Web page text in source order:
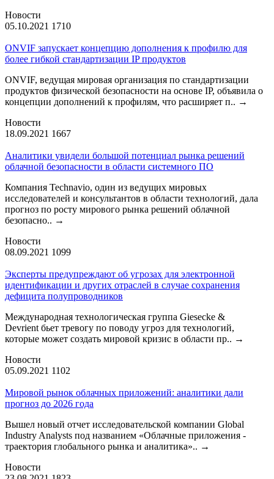
Новости
05.10.2021 1710
ONVIF запускает концепцию дополнения к профилю для
более гибкой стандартизации IP продуктов
ONVIF, ведущая мировая организация по стандартизации
продуктов физической безопасности на основе IP, объявила о
концепции дополнений к профилям, что расширяет п.. →
Новости
18.09.2021 1667
Аналитики увидели большой потенциал рынка решений
облачной безопасности в области системного ПО
Компания Technavio, один из ведущих мировых
исследователей и консультантов в области технологий, дала
прогноз по росту мирового рынка решений облачной
безопасно.. →
Новости
08.09.2021 1099
Эксперты предупреждают об угрозах для электронной
идентификации и других отраслей в случае сохранения
дефицита полупроводников
Международная технологическая группа Giesecke &
Devrient бьет тревогу по поводу угроз для технологий,
которые может создать мировой кризис в области пр.. →
Новости
05.09.2021 1102
Мировой рынок облачных приложений: аналитики дали
прогноз до 2026 года
Вышел новый отчет исследовательской компании Global
Industry Analysts под названием «Облачные приложения -
траектория глобального рынка и аналитика».. →
Новости